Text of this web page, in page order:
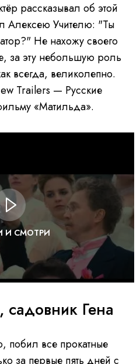
рассказывал об этой
Алексею Учителю: "Ты
Не нахожу своего
за эту небольшую роль
всегда, великолепно.
Trailers — Русские
«Матильда».
И СМОТРИ
Гена
побил все прокатные
за первые пять дней с